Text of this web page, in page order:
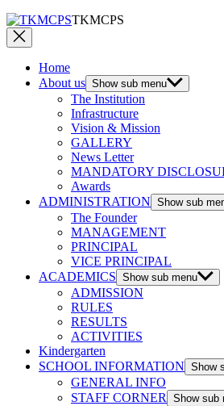
TKMCPS
Home
About us Show sub menu
The Institution
Infrastructure
Vision & Mission
GALLERY
News Letter
MANDATORY
Awards
ADMINISTRATION Show sub
The Founder
MANAGEMENT
PRINCIPAL
VICE PRINCIPAL
ACADEMICS Show sub menu
ADMISSION
RULES
RESULTS
ACTIVITIES
Kindergarten
SCHOOL INFORMATION Show
GENERAL INFO
STAFF CORNER
Show sub